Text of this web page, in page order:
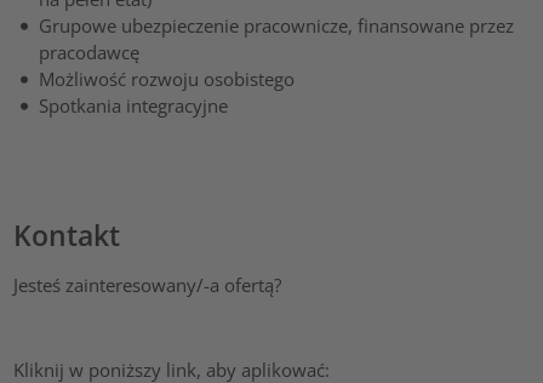
Grupowe ubezpieczenie pracownicze, finansowane przez
pracodawcę
Możliwość rozwoju osobistego
Spotkania integracyjne
Kontakt
Jesteś zainteresowany/-a ofertą?
Kliknij w poniższy link, aby aplikować: